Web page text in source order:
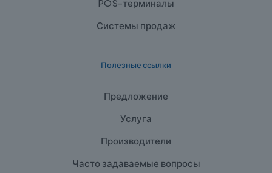
POS-терминалы
Системы продаж
Полезные ссылки
Предложение
Услуга
Производители
Часто задаваемые вопросы